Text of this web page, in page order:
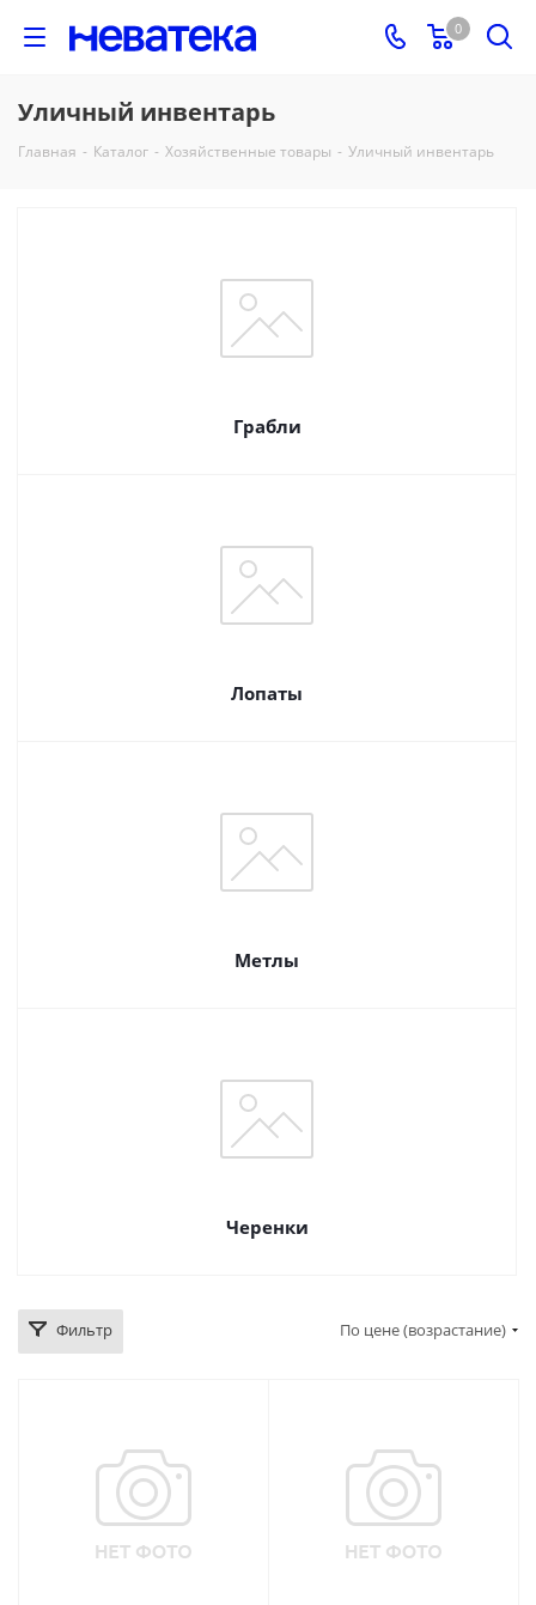
0
Уличный инвентарь
Главная - Каталог - Хозяйственные товары - Уличный инвентарь
Грабли
Лопаты
Метлы
Черенки
Фильтр По цене (возрастание)